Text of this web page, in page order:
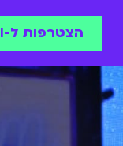
הצטרפות ל-BIGI